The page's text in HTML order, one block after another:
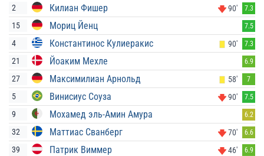
2 Килиан Фишер 90' 7.3
15 Мориц Йенц 7.5
4 Константинос Кулиеракис 90' 7.3
21 Йоаким Мехле 6.9
27 Максимилиан Арнольд 58' 7
5 Винисиус Соуза 90' 7.5
9 Мохамед эль-Амин Амура 6.2
32 Маттиас Сванберг 70' 6.6
39 Патрик Виммер 46' 6.9